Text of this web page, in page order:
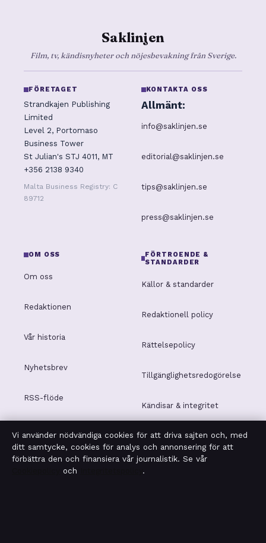
Saklinjen
Film, tv, kändisnyheter och nöjesbevakning från Sverige.
FÖRETAGET
Strandkajen Publishing
Limited
Level 2, Portomaso
Business Tower
St Julian's STJ 4011, MT
+356 2138 9340
Malta Business Registry: C
89712
KONTAKTA OSS
Allmänt:
info@saklinjen.se
editorial@saklinjen.se
tips@saklinjen.se
press@saklinjen.se
OM OSS
Om oss
Redaktionen
Vår historia
Nyhetsbrev
RSS-flöde
FÖRTROENDE &
STANDARDER
Källor & standarder
Redaktionell policy
Rättelsepolicy
Tillgänglighetsredogörelse
Kändisar & integritet
Integritetspolicy
Vi använder nödvändiga cookies för att driva sajten och, med
ditt samtycke, cookies för analys och annonsering för att
förbättra den och finansiera vår journalistik. Se vår
och .